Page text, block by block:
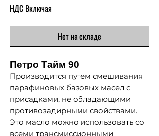
НДС Включая
Нет на складе
Петро Тайм 90
Производится путем смешивания
парафиновых базовых масел с
присадками, не обладающими
противозадирными свойствами.
Это масло можно использовать со
всеми трансмиссионными